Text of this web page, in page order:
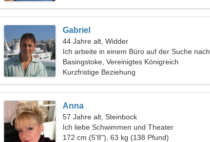
Gabriel
44 Jahre alt, Widder
Ich arbeite in einem Büro auf der Suche nach
einer leidenschaftlichen Frau
Basingstoke, Vereinigtes Königreich
Kurzfristige Beziehung
Anna
57 Jahre alt, Steinbock
Ich liebe Schwimmen und Theater
172 cm (5'8"), 63 kg (138 Pfund)